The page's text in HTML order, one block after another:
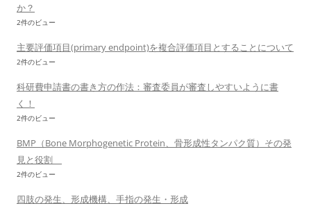
か？
2件のビュー
主要評価項目(primary endpoint)を複合評価項目とすることについて
2件のビュー
科研費申請書の書き方の作法：審査委員が審査しやすいように書
く！
2件のビュー
BMP（Bone Morphogenetic Protein、骨形成性タンパク質）その発
見と役割
2件のビュー
四肢の発生、形成機構、手指の発生・形成